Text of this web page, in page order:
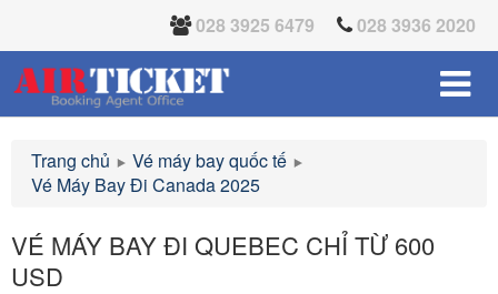
028 3925 6479 028 3936 2020
Trang chủ
Vé máy bay quốc tế
Vé Máy Bay Đi Canada 2025
VÉ MÁY BAY ĐI QUEBEC CHỈ TỪ 600
USD